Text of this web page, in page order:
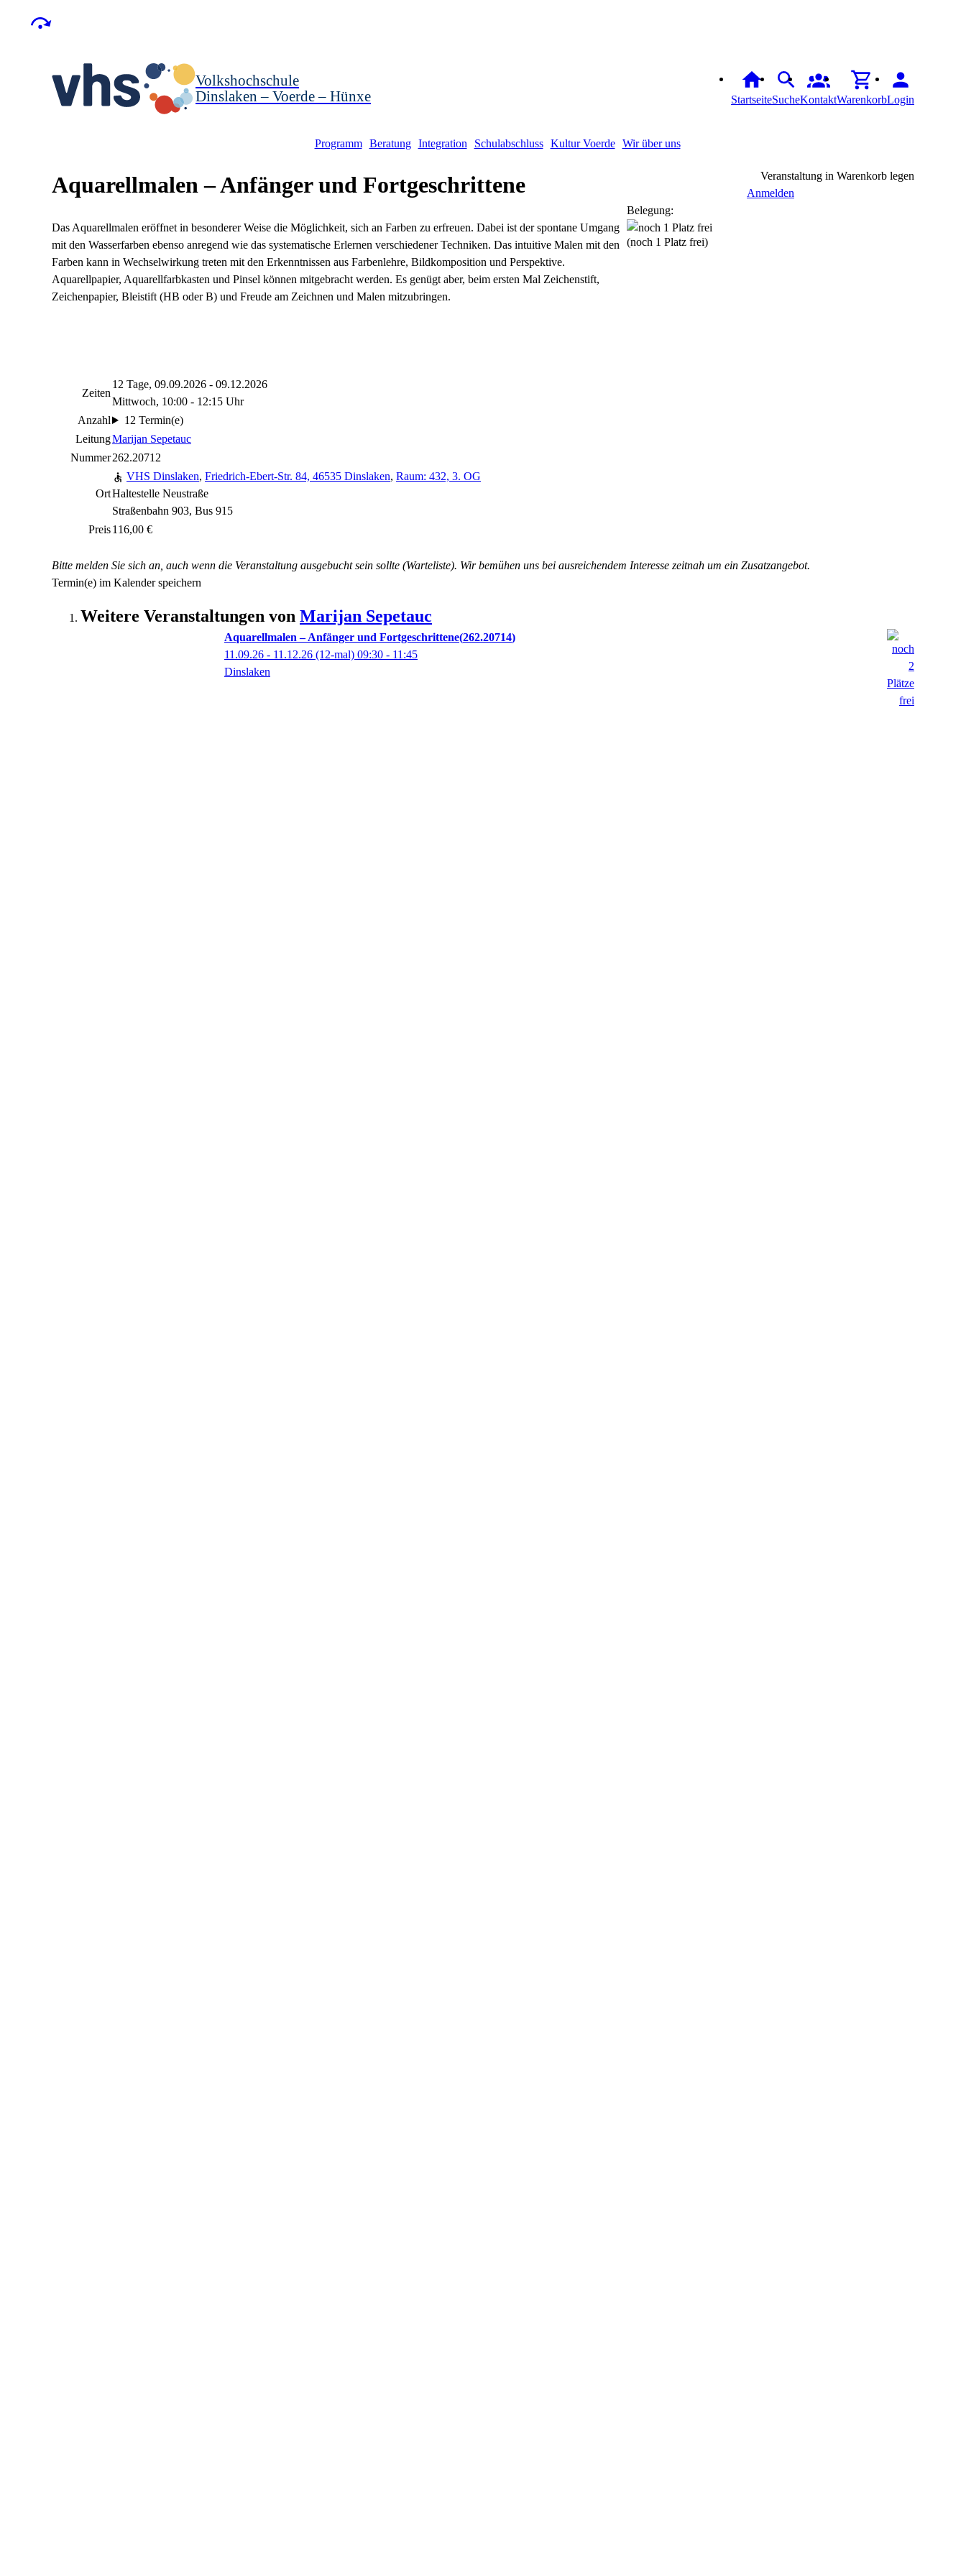
Volkshochschule
Dinslaken – Voerde – Hünxe
StartseiteSucheKontaktWarenkorbLogin
Programm Beratung Integration Schulabschluss Kultur Voerde Wir über uns
Aquarellmalen – Anfänger und Fortgeschrittene
Das Aquarellmalen eröffnet in besonderer Weise die Möglichkeit, sich an Farben zu erfreuen. Dabei ist der spontane Umgang
mit den Wasserfarben ebenso anregend wie das systematische Erlernen verschiedener Techniken. Das intuitive Malen mit den
Farben kann in Wechselwirkung treten mit den Erkenntnissen aus Farbenlehre, Bildkomposition und Perspektive.
Aquarellpapier, Aquarellfarbkasten und Pinsel können mitgebracht werden. Es genügt aber, beim ersten Mal Zeichenstift,
Zeichenpapier, Bleistift (HB oder B) und Freude am Zeichnen und Malen mitzubringen.
Zeiten
12 Tage, 09.09.2026 - 09.12.2026
Mittwoch, 10:00 - 12:15 Uhr
Anzahl
12 Termin(e)
LeitungMarijan Sepetauc
Nummer262.20712
Ort
VHS Dinslaken, Friedrich-Ebert-Str. 84, 46535 Dinslaken, Raum: 432, 3. OG
Haltestelle Neustraße
Straßenbahn 903, Bus 915
Preis116,00 €
Bitte melden Sie sich an, auch wenn die Veranstaltung ausgebucht sein sollte (Warteliste). Wir bemühen uns bei ausreichendem Interesse zeitnah um ein Zusatzangebot.
Veranstaltung in Warenkorb legen
Anmelden
Belegung:
(noch 1 Platz frei)
Termin(e) im Kalender speichern
Weitere Veranstaltungen von Marijan Sepetauc
Aquarellmalen – Anfänger und Fortgeschrittene 262.20714
11.09.26 - 11.12.26 (12-mal) 09:30 - 11:45
Dinslaken